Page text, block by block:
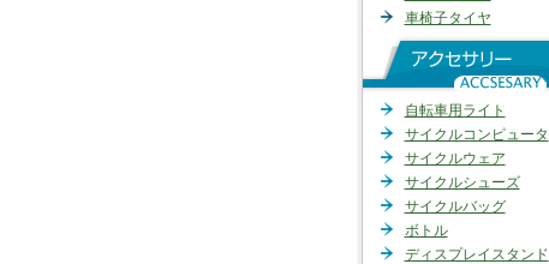
車椅子タイヤ
自転車用ライト
サイクルコンピュータ
サイクルウェア
サイクルシューズ
サイクルバッグ
ボトル
ディスプレイスタンド